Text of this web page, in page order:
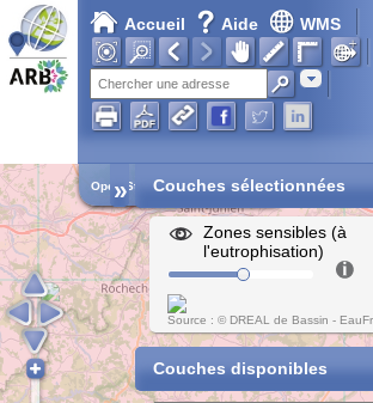
Accueil Aide WMS
Open Street Map
» Couches sélectionnées
Zones sensibles (à
l'eutrophisation)
Source : © DREAL de Bassin -
Couches disponibles